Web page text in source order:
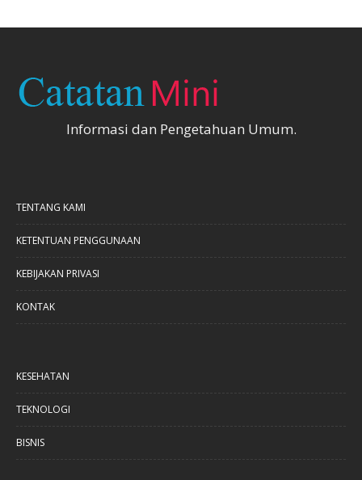
Informasi dan Pengetahuan Umum.
TENTANG KAMI
KETENTUAN PENGGUNAAN
KEBIJAKAN PRIVASI
KONTAK
KESEHATAN
TEKNOLOGI
BISNIS